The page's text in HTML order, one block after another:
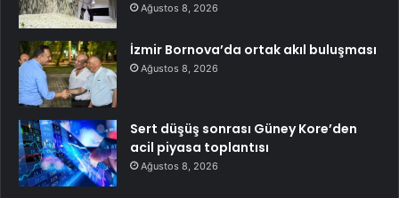
Ağustos 8, 2026
İzmir Bornova’da ortak akıl buluşması
Ağustos 8, 2026
Sert düşüş sonrası Güney Kore’den
acil piyasa toplantısı
Ağustos 8, 2026